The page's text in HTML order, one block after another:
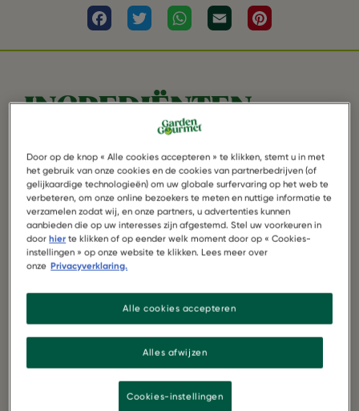
FacebookTwitter WhatsAppEmail
INGREDIËNTEN
2 pakketten Garden Gourmet Vegetarische
Groenteballetjes
Door op de knop « Alle cookies accepteren » te klikken, stemt u in met
het gebruik van onze cookies en de cookies van partnerbedrijven (of
gelijkaardige technologieën) om uw globale surfervaring op het web te
verbeteren, om onze online bezoekers te meten en nuttige informatie te
verzamelen zodat wij, en onze partners, u advertenties kunnen
aanbieden die op uw interesses zijn afgestemd. Stel uw voorkeuren in
doorhier te klikken of op eender welk moment door op « Cookies-
instellingen » op onze website te klikken. Lees meer over
onze Privacyverklaring.
Alles afwijzen
Alle cookies accepteren
Cookies-instellingen